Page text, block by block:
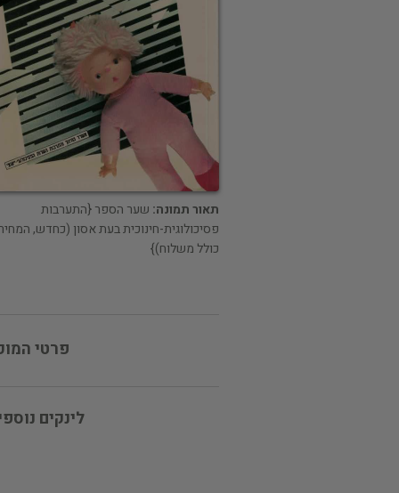
תאור תמונה: שער הספר {התערבות
פסיכולוגית-חינוכית בעת אסון (כחדש, המחיר
כולל משלוח)}
פרטי
לינקים